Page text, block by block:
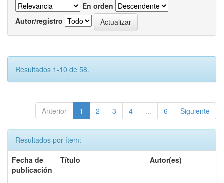
En orden
Autor/registro
Resultados 1-10 de 58.
Anterior 1 2 3 4 ... 6 Siguiente
Resultados por ítem:
Fecha de
publicación
Título Autor(es)